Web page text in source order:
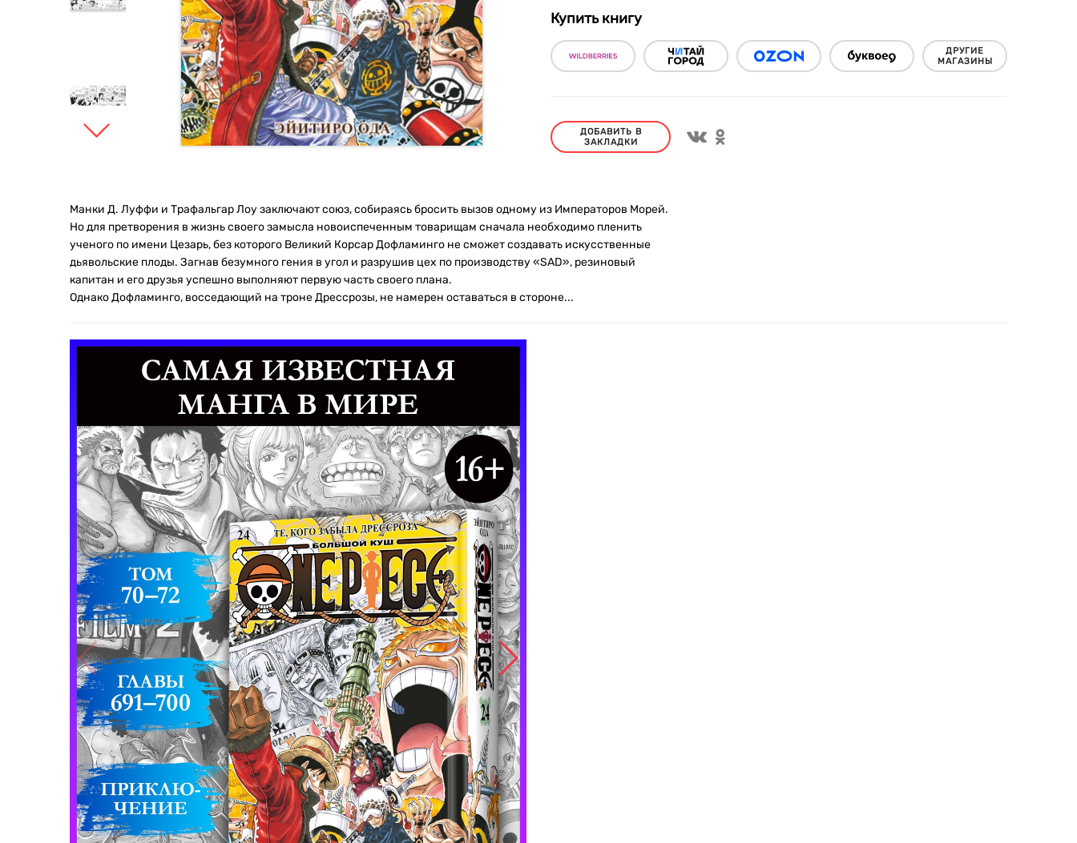
Купить книгу
ДРУГИЕ
МАГАЗИНЫ
ДОБАВИТЬ В
ЗАКЛАДКИ
Манки Д. Луффи и Трафальгар Лоу заключают союз, собираясь бросить вызов одному из Императоров Морей.
Но для претворения в жизнь своего замысла новоиспеченным товарищам сначала необходимо пленить
ученого по имени Цезарь, без которого Великий Корсар Дофламинго не сможет создавать искусственные
дьявольские плоды. Загнав безумного гения в угол и разрушив цех по производству «SAD», резиновый
капитан и его друзья успешно выполняют первую часть своего плана.
Однако Дофламинго, восседающий на троне Дрессрозы, не намерен оставаться в стороне...